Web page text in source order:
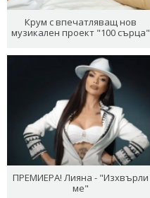
Крум с впечатляващ нов
музикален проект "100 сърца"
ПРЕМИЕРА! Лияна - "Изхвърли
ме"